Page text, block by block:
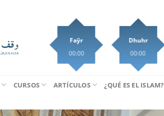
Faŷr
00:00
Dhuhr
00:00
CURSOS ARTÍCULOS ¿QUÉ ES EL ISLAM?